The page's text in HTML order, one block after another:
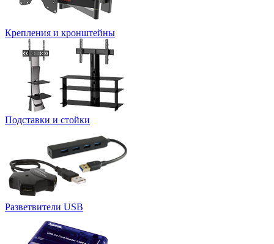
Крепления и кронштейны
Подставки и стойки
Разветвители USB